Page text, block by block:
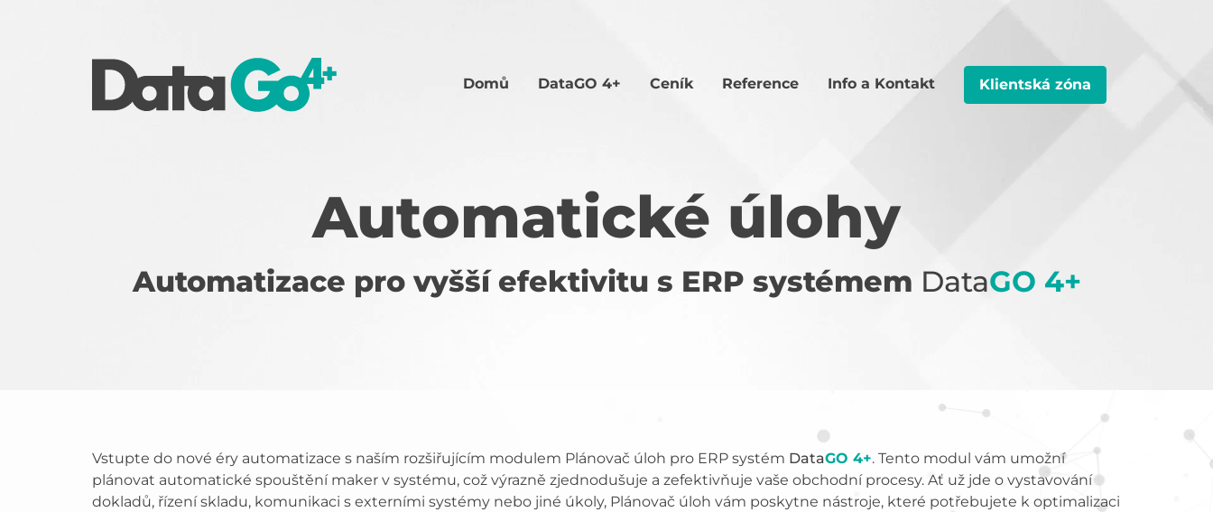
Domů DataGO 4+ Ceník Reference Info a Kontakt Klientská zóna
Automatické úlohy
Automatizace pro vyšší efektivitu s ERP systémem DataGO 4+
Vstupte do nové éry automatizace s naším rozšiřujícím modulem Plánovač úloh pro ERP systém DataGO 4+. Tento modul vám umožní
plánovat automatické spouštění maker v systému, což výrazně zjednodušuje a zefektivňuje vaše obchodní procesy. Ať už jde o vystavování
dokladů, řízení skladu, komunikaci s externími systémy nebo jiné úkoly, Plánovač úloh vám poskytne nástroje, které potřebujete k optimalizaci